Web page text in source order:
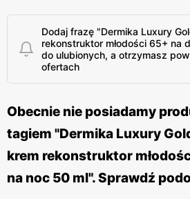
Dodaj frazę "Dermika Luxury
rekonstruktor młodości 65+ na
do ulubionych, a otrzymasz
ofertach
Obecnie nie posiadamy
tagiem "Dermika Luxury
krem rekonstruktor
na noc 50 ml". Sprawdź